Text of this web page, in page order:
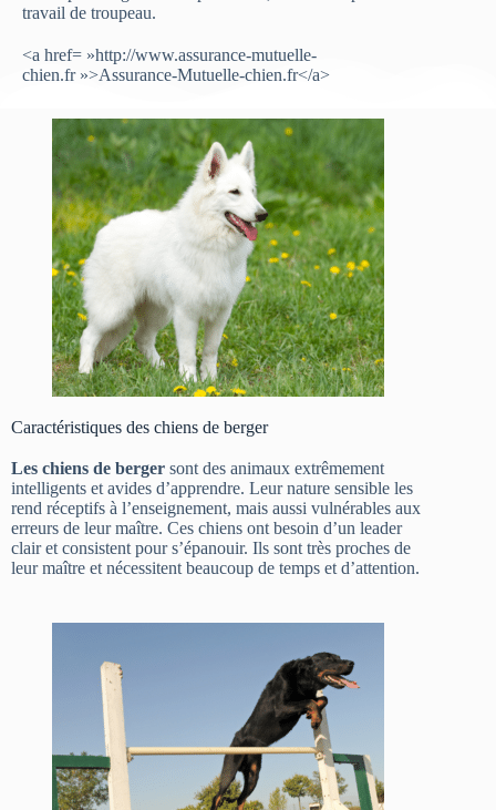
travail de troupeau.
<a href= »http://www.assurance-mutuelle-
chien.fr »>Assurance-Mutuelle-chien.fr</a>
Caractéristiques des chiens de berger
Les chiens de berger sont des animaux extrêmement
intelligents et avides d’apprendre. Leur nature sensible les
rend réceptifs à l’enseignement, mais aussi vulnérables aux
erreurs de leur maître. Ces chiens ont besoin d’un leader
clair et consistent pour s’épanouir. Ils sont très proches de
leur maître et nécessitent beaucoup de temps et d’attention.